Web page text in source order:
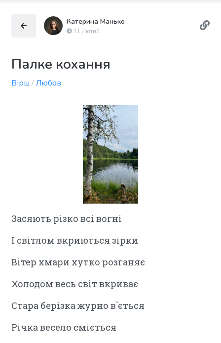
Катерина Манько
11 Лютий
Палке кохання
Вірш /Любов
Засяють різко всі вогні
І світлом вкриються зірки
Вітер хмари хутко розганяє
Холодом весь світ вкриває
Стара берізка журно в`ється
Річка весело сміється